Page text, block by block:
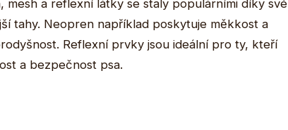
mesh a reflexní látky se staly populárními díky své
tahy. Neopren například poskytuje měkkost a
Reflexní prvky jsou ideální pro ty, kteří
a bezpečnost psa.